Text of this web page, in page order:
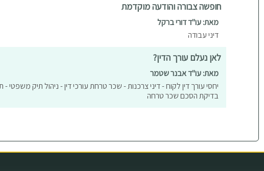
חופשה צבורה והודעה מוקדמת
מאת: עו"ד דורי ברקל
דיני עבודה
לאן נעלם עורך הדין?
מאת: עו"ד אבנר שטמר
יחסי עורך דין לקוח - דיני צרכנות - שכר טרחת עורכי דין - ניהול תיק משפטי -
בדיקת הסכם שכר טרחה